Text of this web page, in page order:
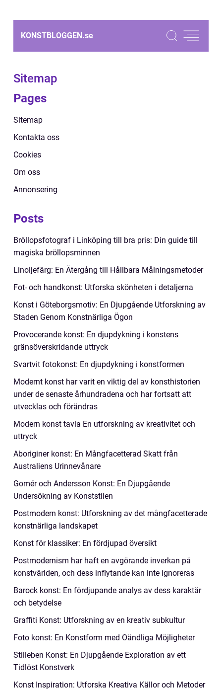
KONSTBLOGGEN.se
Sitemap
Pages
Sitemap
Kontakta oss
Cookies
Om oss
Annonsering
Posts
Bröllopsfotograf i Linköping till bra pris: Din guide till
magiska bröllopsminnen
Linoljefärg: En Återgång till Hållbara Målningsmetoder
Fot- och handkonst: Utforska skönheten i detaljerna
Konst i Göteborgsmotiv: En Djupgående Utforskning av
Staden Genom Konstnärliga Ögon
Provocerande konst: En djupdykning i konstens
gränsöverskridande uttryck
Svartvit fotokonst: En djupdykning i konstformen
Modernt konst har varit en viktig del av konsthistorien
under de senaste århundradena och har fortsatt att
utvecklas och förändras
Modern konst tavla En utforskning av kreativitet och
uttryck
Aboriginer konst: En Mångfacetterad Skatt från
Australiens Urinnevånare
Gomér och Andersson Konst: En Djupgående
Undersökning av Konststilen
Postmodern konst: Utforskning av det mångfacetterade
konstnärliga landskapet
Konst för klassiker: En fördjupad översikt
Postmodernism har haft en avgörande inverkan på
konstvärlden, och dess inflytande kan inte ignoreras
Barock konst: En fördjupande analys av dess karaktär
och betydelse
Graffiti Konst: Utforskning av en kreativ subkultur
Foto konst: En Konstform med Oändliga Möjligheter
Stilleben Konst: En Djupgående Exploration av ett
Tidlöst Konstverk
Konst Inspiration: Utforska Kreativa Källor och Metoder